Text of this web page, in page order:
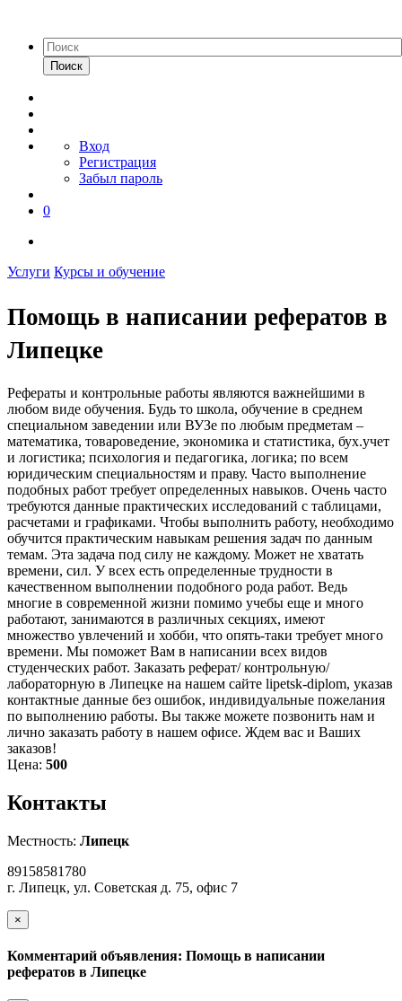
Поиск
Вход
Регистрация
Забыл пароль
0
Услуги Курсы и обучение
Помощь в написании рефератов в
Липецке
Рефераты и контрольные работы являются важнейшими в
любом виде обучения. Будь то школа, обучение в среднем
специальном заведении или ВУЗе по любым предметам –
математика, товароведение, экономика и статистика, бух.учет
и логистика; психология и педагогика, логика; по всем
юридическим специальностям и праву. Часто выполнение
подобных работ требует определенных навыков. Очень часто
требуются данные практических исследований с таблицами,
расчетами и графиками. Чтобы выполнить работу, необходимо
обучится практическим навыкам решения задач по данным
темам. Эта задача под силу не каждому. Может не хватать
времени, сил. У всех есть определенные трудности в
качественном выполнении подобного рода работ. Ведь
многие в современной жизни помимо учебы еще и много
работают, занимаются в различных секциях, имеют
множество увлечений и хобби, что опять-таки требует много
времени. Мы поможет Вам в написании всех видов
студенческих работ. Заказать реферат/ контрольную/
лабораторную в Липецке на нашем сайте lipetsk-diplom, указав
контактные данные без ошибок, индивидуальные пожелания
по выполнению работы. Вы также можете позвонить нам и
лично заказать работу в нашем офисе. Ждем вас и Ваших
заказов!
Цена: 500
Контакты
Местность: Липецк
89158581780
г. Липецк, ул. Советская д. 75, офис 7
×
Комментарий объявления: Помощь в написании
рефератов в Липецке